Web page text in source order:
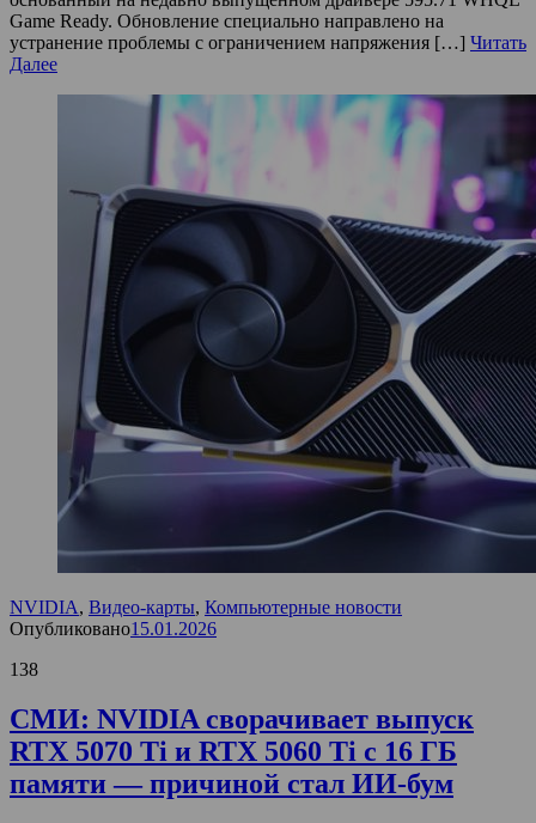
Game Ready. Обновление специально направлено на
устранение проблемы с ограничением напряжения […] Читать
Далее
NVIDIA, Видео-карты, Компьютерные новости
Опубликовано15.01.2026
138
СМИ: NVIDIA сворачивает выпуск
RTX 5070 Ti и RTX 5060 Ti с 16 ГБ
памяти — причиной стал ИИ-бум